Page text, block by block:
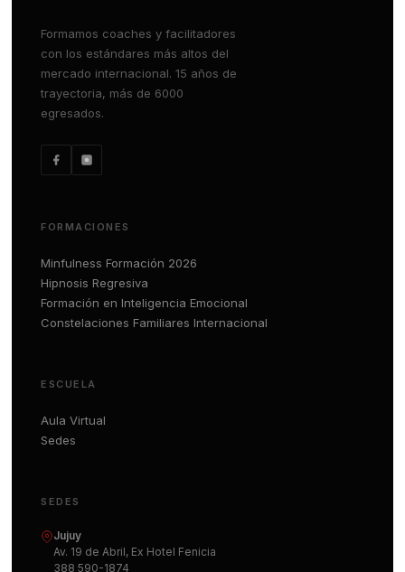
Formamos coaches y facilitadores
con los estándares más altos del
mercado internacional. 15 años de
trayectoria, más de 6000
egresados.
FORMACIONES
Minfulness Formación 2026
Hipnosis Regresiva
Formación en Inteligencia Emocional
Constelaciones Familiares Internacional
ESCUELA
Aula Virtual
Sedes
SEDES
Jujuy
Av. 19 de Abril, Ex Hotel Fenicia
388 590-1874